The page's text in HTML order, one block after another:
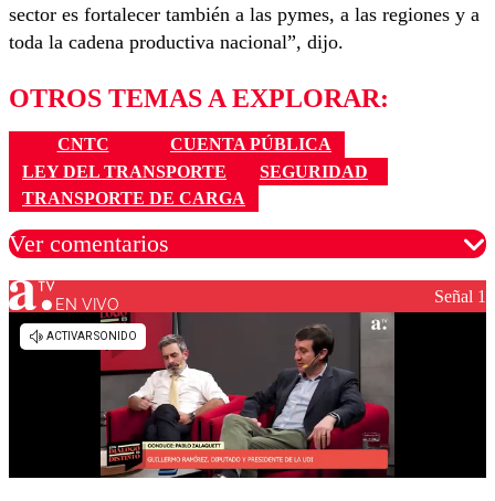
sector es fortalecer también a las pymes, a las regiones y a
toda la cadena productiva nacional”, dijo.
OTROS TEMAS A EXPLORAR:
CNTC
CUENTA PÚBLICA
LEY DEL TRANSPORTE
SEGURIDAD
TRANSPORTE DE CARGA
Ver comentarios
Los comentarios son moderados para garantizar un
diálogo respetuoso.
EN VIVO Señal 1